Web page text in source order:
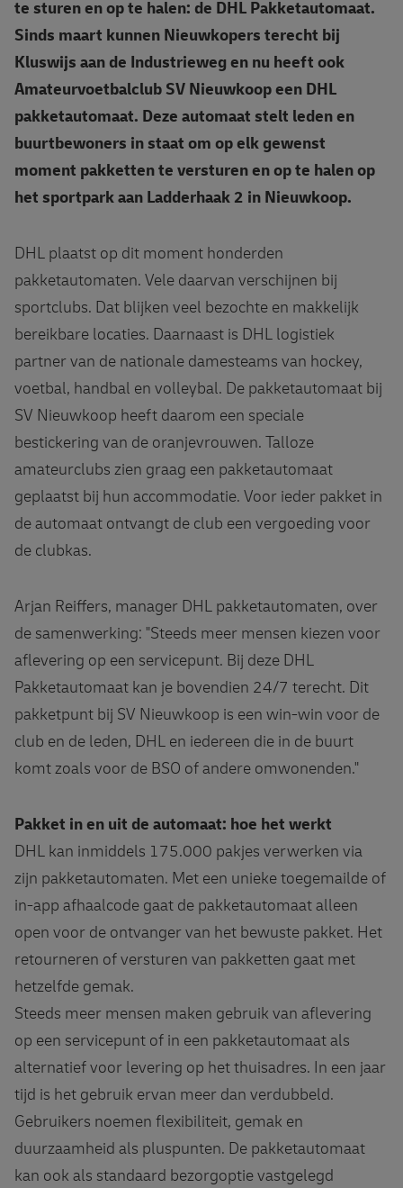
te sturen en op te halen: de DHL Pakketautomaat.
Sinds maart kunnen Nieuwkopers terecht bij
Kluswijs aan de Industrieweg en nu heeft ook
Amateurvoetbalclub SV Nieuwkoop een DHL
pakketautomaat. Deze automaat stelt leden en
buurtbewoners in staat om op elk gewenst
moment pakketten te versturen en op te halen op
het sportpark aan Ladderhaak 2 in Nieuwkoop.
DHL plaatst op dit moment honderden
pakketautomaten. Vele daarvan verschijnen bij
sportclubs. Dat blijken veel bezochte en makkelijk
bereikbare locaties. Daarnaast is DHL logistiek
partner van de nationale damesteams van hockey,
voetbal, handbal en volleybal. De pakketautomaat bij
SV Nieuwkoop heeft daarom een speciale
bestickering van de oranjevrouwen. Talloze
amateurclubs zien graag een pakketautomaat
geplaatst bij hun accommodatie. Voor ieder pakket in
de automaat ontvangt de club een vergoeding voor
de clubkas.
Arjan Reiffers, manager DHL pakketautomaten, over
de samenwerking: "Steeds meer mensen kiezen voor
aflevering op een servicepunt. Bij deze DHL
Pakketautomaat kan je bovendien 24/7 terecht. Dit
pakketpunt bij SV Nieuwkoop is een win-win voor de
club en de leden, DHL en iedereen die in de buurt
komt zoals voor de BSO of andere omwonenden."
Pakket in en uit de automaat: hoe het werkt
DHL kan inmiddels 175.000 pakjes verwerken via
zijn pakketautomaten. Met een unieke toegemailde of
in-app afhaalcode gaat de pakketautomaat alleen
open voor de ontvanger van het bewuste pakket. Het
retourneren of versturen van pakketten gaat met
hetzelfde gemak.
Steeds meer mensen maken gebruik van aflevering
op een servicepunt of in een pakketautomaat als
alternatief voor levering op het thuisadres. In een jaar
tijd is het gebruik ervan meer dan verdubbeld.
Gebruikers noemen flexibiliteit, gemak en
duurzaamheid als pluspunten. De pakketautomaat
kan ook als standaard bezorgoptie vastgelegd